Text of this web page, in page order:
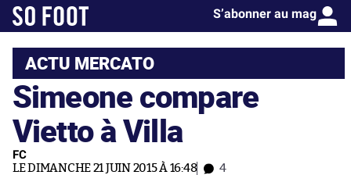
S’abonner au mag
ACTU MERCATO
Simeone compare
Vietto à Villa
FC
LE DIMANCHE 21 JUIN 2015 À 16:48 4